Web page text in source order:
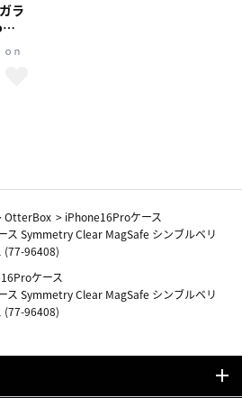
ラ
ト
ッ
ｎ
OtterBox > iPhone16Proケース
ス Symmetry Clear MagSafe シンブルベリ
(77-96408)
ケース
ス Symmetry Clear MagSafe シンブルベリ
(77-96408)